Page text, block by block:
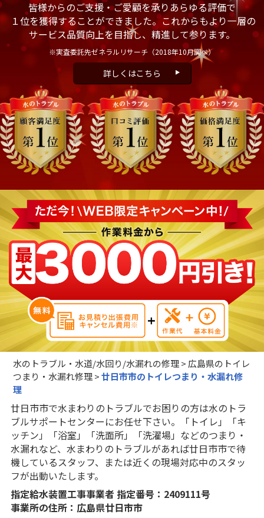
皆様からのご支援・ご愛顧を承りあらゆる評価で
１位を獲得することができました。これからもより一層の
サービス品質向上を目指し、精進して参ります。
※実査委託先ゼネラルリサーチ （2018年10月調べ）
詳しくはこちら
水のトラブル・水道/水回り/水漏れの修理> 広島県のトイレ
つまり・水漏れ修理>廿日市市のトイレつまり・水漏れ修
理
廿日市市で水まわりのトラブルでお困りの方は水のトラ
ブルサポートセンターにお任せ下さい。「トイレ」「キ
ッチン」「浴室」「洗面所」「洗濯場」などのつまり・
水漏れなど、水まわりのトラブルがあれば廿日市市で待
機しているスタッフ、または近くの現場対応中のスタッ
フが出動いたします。
指定給水装置工事事業者 指定番号：2409111号
事業所の住所：広島県廿日市市